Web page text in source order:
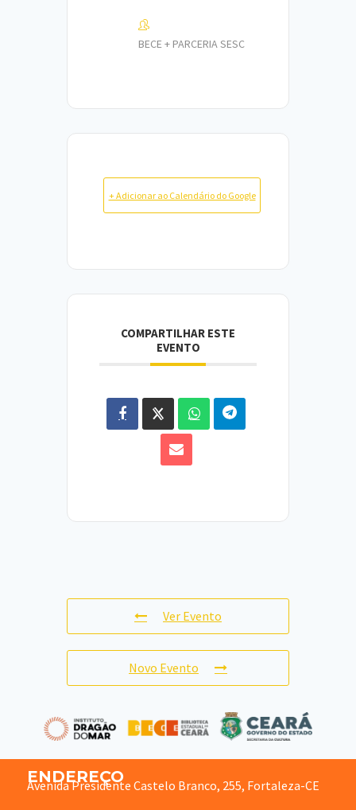
BECE + PARCERIA SESC
+ Adicionar ao Calendário do Google
COMPARTILHAR ESTE
EVENTO
Ver Evento
Novo Evento
ENDEREÇO
Avenida Presidente Castelo Branco, 255, Fortaleza-CE